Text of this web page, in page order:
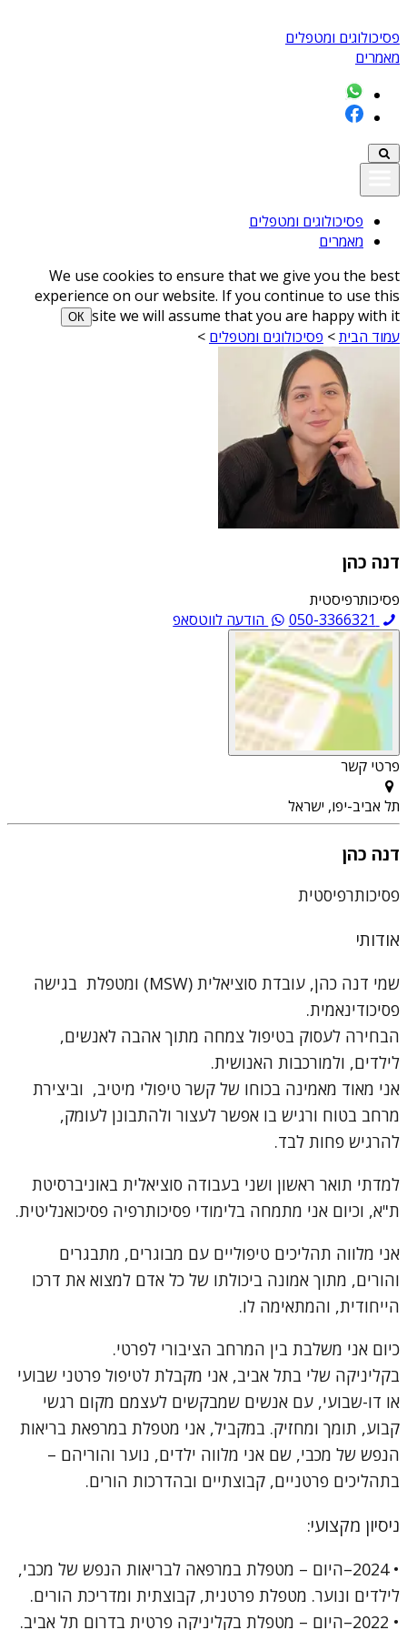
פסיכולוגים ומטפלים
מאמרים
פסיכולוגים ומטפלים
מאמרים
We use cookies to ensure that we give you the best
experience on our website. If you continue to use this
site we will assume that you are happy with it
ОК
עמוד הבית> פסיכולוגים ומטפלים >
דנה כהן
פסיכותרפיסטית
050-3366321
הודעה לווטסאפ
פרטי קשר
תל אביב-יפו, ישראל
דנה כהן
פסיכותרפיסטית
אודותי
שמי דנה כהן, עובדת סוציאלית (MSW) ומטפלת בגישה
פסיכודינאמית.
הבחירה לעסוק בטיפול צמחה מתוך אהבה לאנשים,
לילדים, ולמורכבות האנושית.
אני מאוד מאמינה בכוחו של קשר טיפולי מיטיב, וביצירת
מרחב בטוח ורגיש בו אפשר לעצור ולהתבונן לעומק,
להרגיש פחות לבד.
למדתי תואר ראשון ושני בעבודה סוציאלית באוניברסיטת
ת"א, וכיום אני מתמחה בלימודי פסיכותרפיה פסיכואנליטית.
אני מלווה תהליכים טיפוליים עם מבוגרים, מתבגרים
והורים, מתוך אמונה ביכולתו של כל אדם למצוא את דרכו
הייחודית, והמתאימה לו.
כיום אני משלבת בין המרחב הציבורי לפרטי.
בקליניקה שלי בתל אביב, אני מקבלת לטיפול פרטני שבועי
או דו-שבועי, עם אנשים שמבקשים לעצמם מקום רגשי
קבוע, תומך ומחזיק. במקביל, אני מטפלת במרפאת בריאות
הנפש של מכבי, שם אני מלווה ילדים, נוער והוריהם –
בתהליכים פרטניים, קבוצתיים ובהדרכות הורים.
ניסיון מקצועי:
• 2024–היום – מטפלת במרפאה לבריאות הנפש של מכבי,
לילדים ונוער. מטפלת פרטנית, קבוצתית ומדריכת הורים.
• 2022–היום – מטפלת בקליניקה פרטית בדרום תל אביב.